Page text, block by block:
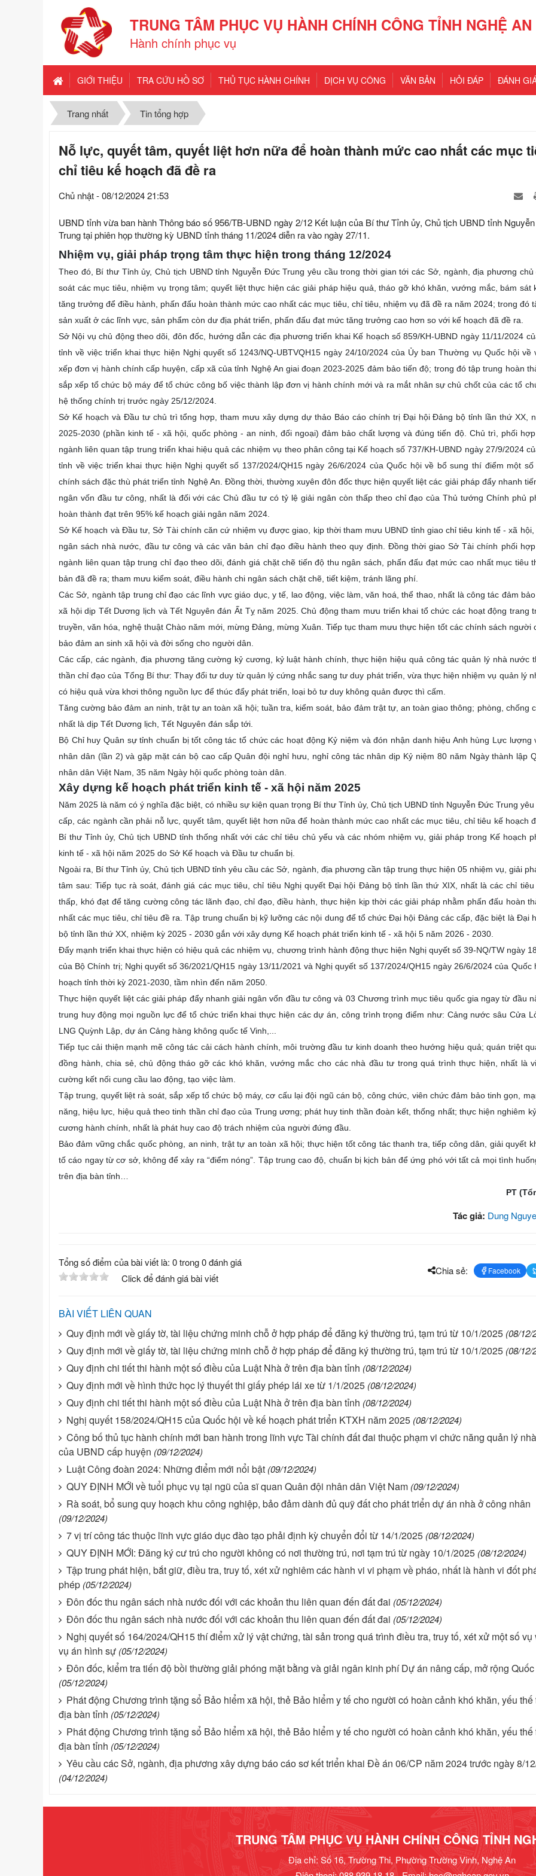
TRUNG TÂM PHỤC VỤ HÀNH CHÍNH CÔNG TỈNH NGHỆ AN
Hành chính phục vụ
GIỚI THIỆU TRA CỨU HỒ SƠ THỦ TỤC HÀNH CHÍNH DỊCH VỤ CÔNG VĂN BẢN HỎI ĐÁP ĐÁNH
Trang nhất Tin tổng hợp
Nỗ lực, quyết tâm, quyết liệt hơn nữa để hoàn thành mức cao nhất các mục
chỉ tiêu kế hoạch đã đề ra
Chủ nhật - 08/12/2024 21:53
UBND tỉnh vừa ban hành Thông báo số 956/TB-UBND ngày 2/12 Kết luận của Bí thư Tỉnh ủy, Chủ tịch UBND tỉnh
Trung tại phiên họp thường kỳ UBND tỉnh tháng 11/2024 diễn ra vào ngày 27/11.
Nhiệm vụ, giải pháp trọng tâm thực hiện trong tháng 12/2024
Theo đó, Bí thư Tỉnh ủy, Chủ tịch UBND tỉnh Nguyễn Đức Trung yêu cầu trong thời gian tới các Sở, ngành, địa phương chủ
soát các mục tiêu, nhiệm vụ trọng tâm; quyết liệt thực hiện các giải pháp hiệu quả, tháo gỡ khó khăn, vướng mắc, bám sát
tăng trưởng để điều hành, phấn đấu hoàn thành mức cao nhất các mục tiêu, chỉ tiêu, nhiệm vụ đã đề ra năm 2024; trong đó
sản xuất ở các lĩnh vực, sản phẩm còn dư địa phát triển, phấn đấu đạt mức tăng trưởng cao hơn so với kế hoạch đã đề ra.
Sở Nội vụ chủ động theo dõi, đôn đốc, hướng dẫn các địa phương triển khai Kế hoạch số 859/KH-UBND ngày 11/11/2024
tỉnh về việc triển khai thực hiện Nghị quyết số 1243/NQ-UBTVQH15 ngày 24/10/2024 của Ủy ban Thường vụ Quốc hội về
xếp đơn vị hành chính cấp huyện, cấp xã của tỉnh Nghệ An giai đoạn 2023-2025 đảm bảo tiến độ; trong đó tập trung hoàn
sắp xếp tổ chức bộ máy để tổ chức công bố việc thành lập đơn vị hành chính mới và ra mắt nhân sự chủ chốt của các tổ
hệ thống chính trị trước ngày 25/12/2024.
Sở Kế hoạch và Đầu tư chủ trì tổng hợp, tham mưu xây dựng dự thảo Báo cáo chính trị Đại hội Đảng bộ tỉnh lần thứ XX,
2025-2030 (phần kinh tế - xã hội, quốc phòng - an ninh, đối ngoại) đảm bảo chất lượng và đúng tiến độ. Chủ trì, phối
ngành liên quan tập trung triển khai hiệu quả các nhiệm vụ theo phân công tại Kế hoạch số 737/KH-UBND ngày 27/9/2024
tỉnh về việc triển khai thực hiện Nghị quyết số 137/2024/QH15 ngày 26/6/2024 của Quốc hội về bổ sung thí điểm một số
chính sách đặc thù phát triển tỉnh Nghệ An. Đồng thời, thường xuyên đôn đốc thực hiện quyết liệt các giải pháp đẩy nhanh
ngân vốn đầu tư công, nhất là đối với các Chủ đầu tư có tỷ lệ giải ngân còn thấp theo chỉ đạo của Thủ tướng Chính phủ
hoàn thành đạt trên 95% kế hoạch giải ngân năm 2024.
Sở Kế hoạch và Đầu tư, Sở Tài chính căn cứ nhiệm vụ được giao, kịp thời tham mưu UBND tỉnh giao chỉ tiêu kinh tế - xã hội,
ngân sách nhà nước, đầu tư công và các văn bản chỉ đạo điều hành theo quy định. Đồng thời giao Sở Tài chính phối
ngành liên quan tập trung chỉ đạo theo dõi, đánh giá chặt chẽ tiến độ thu ngân sách, phấn đấu đạt mức cao nhất mục tiêu
bản đã đề ra; tham mưu kiểm soát, điều hành chi ngân sách chặt chẽ, tiết kiệm, tránh lãng phí.
Các Sở, ngành tập trung chỉ đạo các lĩnh vực giáo dục, y tế, lao động, việc làm, văn hoá, thể thao, nhất là công tác đảm
xã hội dịp Tết Dương lịch và Tết Nguyên đán Ất Tỵ năm 2025.Chủ động tham mưu triển khai tổ chức các hoạt động trang
truyền, văn hóa, nghệ thuật Chào năm mới, mừng Đảng, mừng Xuân. Tiếp tục tham mưu thực hiện tốt các chính sách người
bảo đảm an sinh xã hội và đời sống cho người dân.
Các cấp, các ngành, địa phương tăng cường kỷ cương, kỷ luật hành chính, thực hiện hiệu quả công tác quản lý nhà nước
thần chỉ đạo của Tổng Bí thư: Thay đổi tư duy từ quản lý cứng nhắc sang tư duy phát triển, vừa thực hiện nhiệm vụ quản lý
có hiệu quả vừa khơi thông nguồn lực để thúc đẩy phát triển, loại bỏ tư duy không quản được thì cấm.
Tăng cường bảo đảm an ninh, trật tự an toàn xã hội; tuần tra, kiểm soát, bảo đảm trật tự, an toàn giao thông; phòng, chống
nhất là dịp Tết Dương lịch, Tết Nguyên đán sắp tới.
Bộ Chỉ huy Quân sự tỉnh chuẩn bị tốt công tác tổ chức các hoạt động Kỷ niệm và đón nhận danh hiệu Anh hùng Lực lượng
nhân dân (lần 2) và gặp mặt cán bộ cao cấp Quân đội nghỉ hưu, nghỉ công tác nhân dịp Kỷ niệm 80 năm Ngày thành lập
nhân dân Việt Nam, 35 năm Ngày hội quốc phòng toàn dân.
Xây dựng kế hoạch phát triển kinh tế - xã hội năm 2025
Năm 2025 là năm có ý nghĩa đặc biệt, có nhiều sự kiện quan trọng Bí thư Tỉnh ủy, Chủ tịch UBND tỉnh Nguyễn Đức Trung
cấp, các ngành cần phải nỗ lực, quyết tâm, quyết liệt hơn nữa để hoàn thành mức cao nhất các mục tiêu, chỉ tiêu kế hoạch
Bí thư Tỉnh ủy, Chủ tịch UBND tỉnh thống nhất với các chỉ tiêu chủ yếu và các nhóm nhiệm vụ, giải pháp trong Kế hoạch
kinh tế - xã hội năm 2025 do Sở Kế hoạch và Đầu tư chuẩn bị.
Ngoài ra, Bí thư Tỉnh ủy, Chủ tịch UBND tỉnh yêu cầu các Sở, ngành, địa phương cần tập trung thực hiện 05 nhiệm vụ, giải
tâm sau: Tiếp tục rà soát, đánh giá các mục tiêu, chỉ tiêu Nghị quyết Đại hội Đảng bộ tỉnh lần thứ XIX, nhất là các chỉ
thấp, khó đạt để tăng cường công tác lãnh đạo, chỉ đạo, điều hành, thực hiện kịp thời các giải pháp nhằm phấn đấu hoàn
nhất các mục tiêu, chỉ tiêu đề ra. Tập trung chuẩn bị kỹ lưỡng các nội dung để tổ chức Đại hội Đảng các cấp, đặc biệt là Đại
bộ tỉnh lần thứ XX, nhiệm kỳ 2025 - 2030 gắn với xây dựng Kế hoạch phát triển kinh tế - xã hội 5 năm 2026 - 2030.
Đẩy mạnh triển khai thực hiện có hiệu quả các nhiệm vụ, chương trình hành động thực hiện Nghị quyết số 39-NQ/TW ngày
của Bộ Chính trị; Nghị quyết số 36/2021/QH15 ngày 13/11/2021 và Nghị quyết số 137/2024/QH15 ngày 26/6/2024 của Quốc
hoạch tỉnh thời kỳ 2021-2030, tầm nhìn đến năm 2050.
Thực hiện quyết liệt các giải pháp đẩy nhanh giải ngân vốn đầu tư công và 03 Chương trình mục tiêu quốc gia ngay từ đầu
trung huy động mọi nguồn lực để tổ chức triển khai thực hiện các dự án, công trình trọng điểm như: Cảng nước sâu Cửa
LNG Quỳnh Lập, dự án Cảng hàng không quốc tế Vinh,...
Tiếp tục cải thiện mạnh mẽ công tác cải cách hành chính, môi trường đầu tư kinh doanh theo hướng hiệu quả; quán triệt
đồng hành, chia sẻ, chủ động tháo gỡ các khó khăn, vướng mắc cho các nhà đầu tư trong quá trình thực hiện, nhất là
cường kết nối cung cầu lao động, tạo việc làm.
Tập trung, quyết liệt rà soát, sắp xếp tổ chức bộ máy, cơ cấu lại đội ngũ cán bộ, công chức, viên chức đảm bảo tinh gọn,
năng, hiệu lực, hiệu quả theo tinh thần chỉ đạo của Trung ương; phát huy tinh thần đoàn kết, thống nhất; thực hiện nghiêm
cương hành chính, nhất là phát huy cao độ trách nhiệm của người đứng đầu.
Bảo đảm vững chắc quốc phòng, an ninh, trật tự an toàn xã hội; thực hiện tốt công tác thanh tra, tiếp công dân, giải quyết
tố cáo ngay từ cơ sở, không để xảy ra “điểm nóng”. Tập trung cao độ, chuẩn bị kịch bản để ứng phó với tất cả mọi tình
trên địa bàn tỉnh…
PT
Tác giả: Dung
Tổng số điểm của bài viết là: 0 trong 0 đánh giá
Click để đánh giá bài viết
Chia sẻ: Facebook
BÀI VIẾT LIÊN QUAN
Quy định mới về giấy tờ, tài liệu chứng minh chỗ ở hợp pháp để đăng ký thường trú, tạm trú từ 10/1/2025 (08/12/
Quy định mới về giấy tờ, tài liệu chứng minh chỗ ở hợp pháp để đăng ký thường trú, tạm trú từ 10/1/2025 (08/12/
Quy định chi tiết thi hành một số điều của Luật Nhà ở trên địa bàn tỉnh (08/12/2024)
Quy định mới về hình thức học lý thuyết thi giấy phép lái xe từ 1/1/2025 (08/12/2024)
Quy định chi tiết thi hành một số điều của Luật Nhà ở trên địa bàn tỉnh (08/12/2024)
Nghị quyết 158/2024/QH15 của Quốc hội về kế hoạch phát triển KTXH năm 2025 (08/12/2024)
Công bố thủ tục hành chính mới ban hành trong lĩnh vực Tài chính đất đai thuộc phạm vi chức năng quản lý
của UBND cấp huyện (09/12/2024)
Luật Công đoàn 2024: Những điểm mới nổi bật (09/12/2024)
QUY ĐỊNH MỚI về tuổi phục vụ tại ngũ của sĩ quan Quân đội nhân dân Việt Nam (09/12/2024)
Rà soát, bổ sung quy hoạch khu công nghiệp, bảo đảm dành đủ quỹ đất cho phát triển dự án nhà ở công nhân
(09/12/2024)
7 vị trí công tác thuộc lĩnh vực giáo dục đào tạo phải định kỳ chuyển đổi từ 14/1/2025 (08/12/2024)
QUY ĐỊNH MỚI: Đăng ký cư trú cho người không có nơi thường trú, nơi tạm trú từ ngày 10/1/2025 (08/12/2024)
Tập trung phát hiện, bắt giữ, điều tra, truy tố, xét xử nghiêm các hành vi vi phạm về pháo, nhất là hành vi đốt
phép (05/12/2024)
Đôn đốc thu ngân sách nhà nước đối với các khoản thu liên quan đến đất đai (05/12/2024)
Đôn đốc thu ngân sách nhà nước đối với các khoản thu liên quan đến đất đai (05/12/2024)
Nghị quyết số 164/2024/QH15 thí điểm xử lý vật chứng, tài sản trong quá trình điều tra, truy tố, xét xử một số vụ
vụ án hình sự (05/12/2024)
Đôn đốc, kiểm tra tiến độ bồi thường giải phóng mặt bằng và giải ngân kinh phí Dự án nâng cấp, mở rộng
(05/12/2024)
Phát động Chương trình tặng sổ Bảo hiểm xã hội, thẻ Bảo hiểm y tế cho người có hoàn cảnh khó khăn, yếu thế
địa bàn tỉnh (05/12/2024)
Phát động Chương trình tặng sổ Bảo hiểm xã hội, thẻ Bảo hiểm y tế cho người có hoàn cảnh khó khăn, yếu thế
địa bàn tỉnh (05/12/2024)
Yêu cầu các Sở, ngành, địa phương xây dựng báo cáo sơ kết triển khai Đề án 06/CP năm 2024 trước ngày 8/
(04/12/2024)
TRUNG TÂM PHỤC VỤ HÀNH CHÍNH CÔNG TỈNH
Địa chỉ: Số 16, Trường Thi, Phường Trường Vinh, Nghệ An